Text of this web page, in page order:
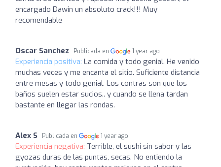
encargado Dawin un absoluto crack!!! Muy
recomendable
Oscar Sanchez Publicada en 1 year ago
Experiencia positiva: La comida y todo genial. He venido
muchas veces y me encanta el sitio. Suficiente distancia
entre mesas y todo genial. Los contras son que los
baños suelen estar sucios.. y cuando se llena tardan
bastante en llegar las rondas.
Alex S Publicada en 1 year ago
Experiencia negativa: Terrible, el sushi sin sabor y las
gyozas duras de las puntas, secas. No entiendo la